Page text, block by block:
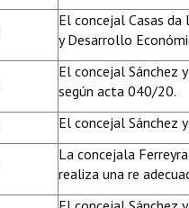
El concejal Casas
y Desarrollo
El concejal Sánchez
según acta 040/20.
El concejal Sánchez
La concejala
realiza una re